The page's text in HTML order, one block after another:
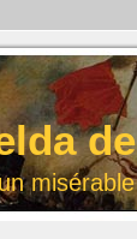
misérable